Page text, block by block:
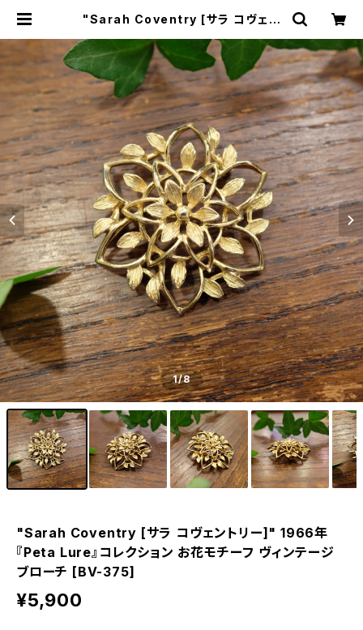
"Sarah Coventry [サラ コヴェン
クション お花モチーフ ヴィンテージブ
ローチ [BV-375] | miñangos we
b shop
1/8
"Sarah Coventry [サラ コヴェントリー]" 1966年
『Peta Lure』コレクション お花モチーフ ヴィンテージ
ブローチ [BV-375]
¥5,900